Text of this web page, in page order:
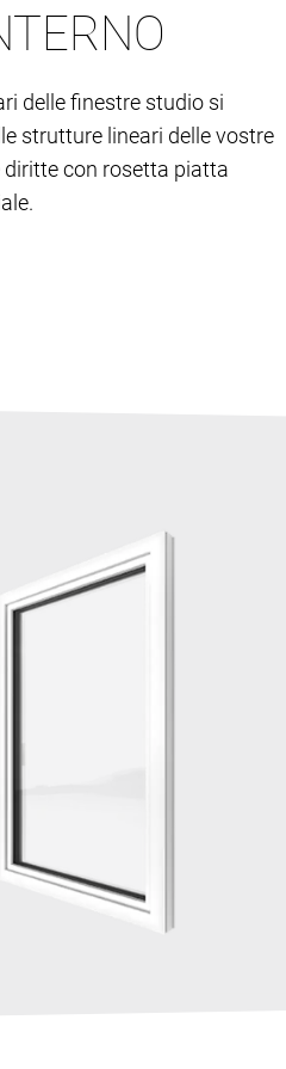
delle finestre studio si
strutture lineari delle vostre
con rosetta piatta